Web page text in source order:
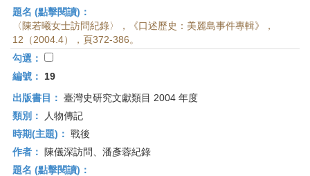
題名 (點擊閱讀)：
〈陳若曦女士訪問紀錄〉，《口述歷史：美麗島事件專輯》，
12（2004.4），頁372-386。
勾選：
編號：
19
出版書目： 臺灣史研究文獻類目 2004 年度
類別：
人物傳記
時期(主題)： 戰後
作者：
陳儀深訪問、潘彥蓉紀錄
題名 (點擊閱讀)：